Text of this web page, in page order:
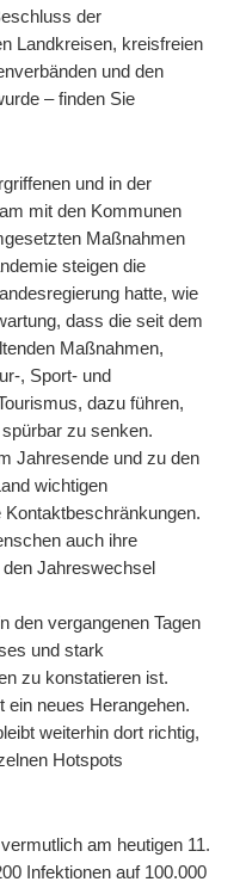
der
Landkreisen, kreisfreien
und den
– finden Sie
und in der
mit den Kommunen
Maßnahmen
steigen die
hatte, wie
dass die seit dem
Maßnahmen,
, Sport- und
dazu führen,
zu senken.
Jahresende und zu den
wichtigen
auch ihre
Jahreswechsel
den vergangenen Tagen
und stark
zu konstatieren ist.
ein neues Herangehen.
weiterhin dort richtig,
Hotspots
am heutigen 11.
Infektionen auf 100.000